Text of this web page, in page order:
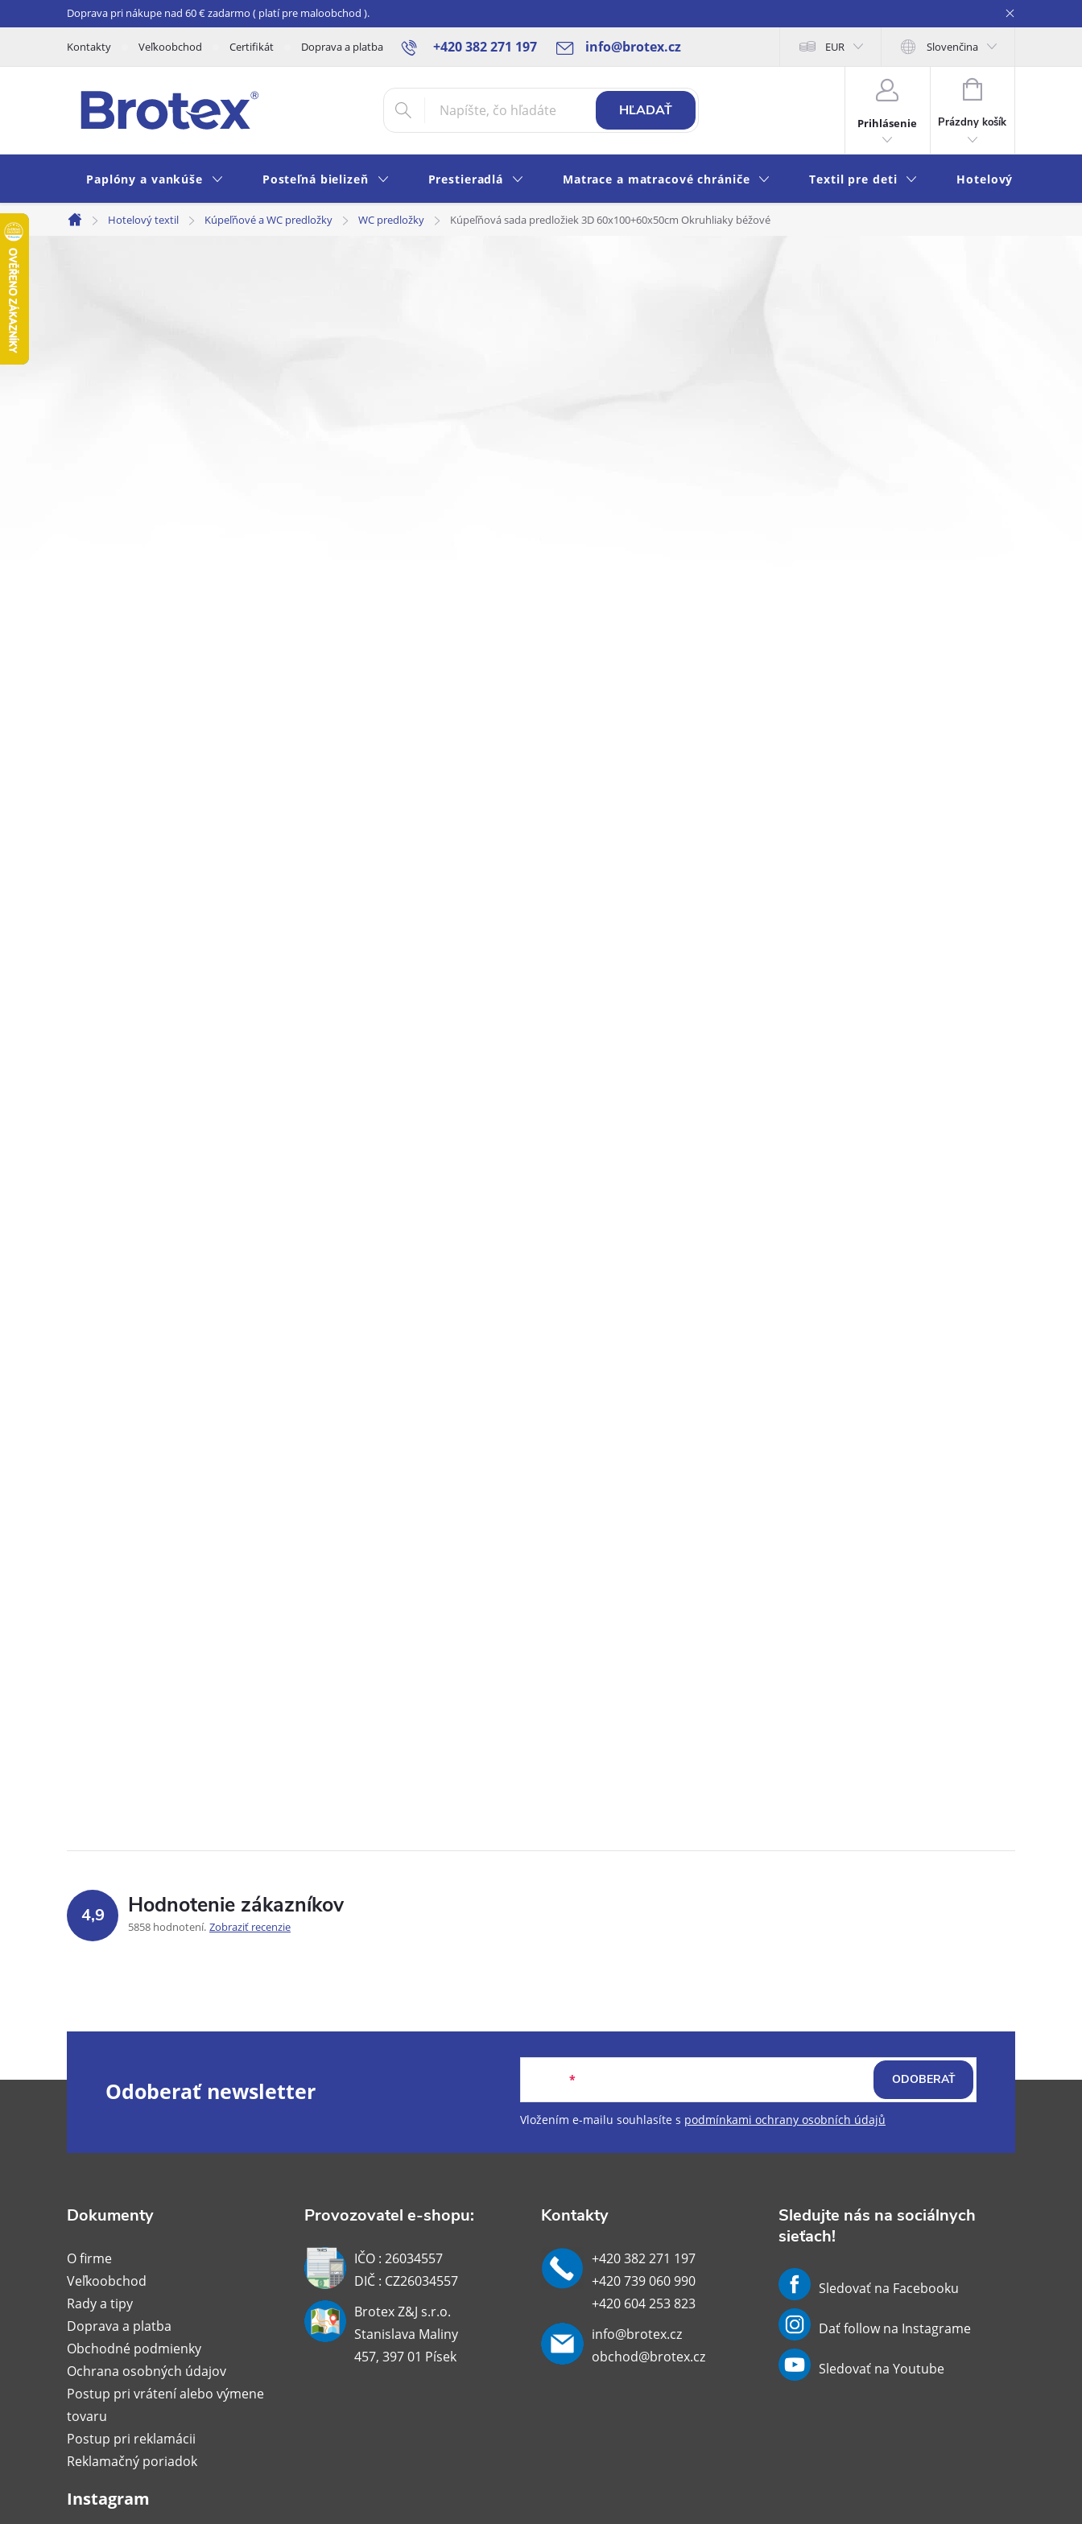
na
Doprava pri nákupe nad 60 € zadarmo ( platí pre maloobchod ).
+420 382 271 197 info@brotex.cz
Kontakty Veľkoobchod Certifikát Doprava a platba SK Blog Rady a tipy Obchodné podmienky Ochrana osobných údajov Moja objednávka
EUR Slovenčina
HĽADAŤ
Prihlásenie
NÁKUPNÝ
KOŠÍK
Prázdny košík
Paplóny a vankúše Posteľná bielizeň Prestieradlá Matrace a matracové chrániče Textil pre deti Hotelový textil
Domov
Hotelový textil Kúpeľňové a WC predložky WC predložky Kúpeľňová sada predložiek 3D 60x100+60x50cm Okruhliaky béžové
4,9 Hodnotenie zákazníkov
5858 hodnotení Zobraziť recenzie
Odoberať newsletter
Vložením e-mailu souhlasíte s podmínkami ochrany osobních údajů
ODOBERAŤ
Dokumenty
O firme
Veľkoobchod
Rady a tipy
Doprava a platba
Obchodné podmienky
Ochrana osobných údajov
Postup pri vrátení alebo výmene
tovaru
Postup pri reklamácii
Reklamačný poriadok
Provozovatel e-shopu:
IČO : 26034557
DIČ : CZ26034557
Brotex Z&J s.r.o.
Stanislava Maliny
457, 397 01 Písek
Kontakty
+420 382 271 197
+420 739 060 990
+420 604 253 823
info@brotex.cz
obchod@brotex.cz
Sledujte nás na sociálnych
sieťach!
Sledovať na Facebooku
Dať follow na Instagrame
Sledovať na Youtube
Instagram